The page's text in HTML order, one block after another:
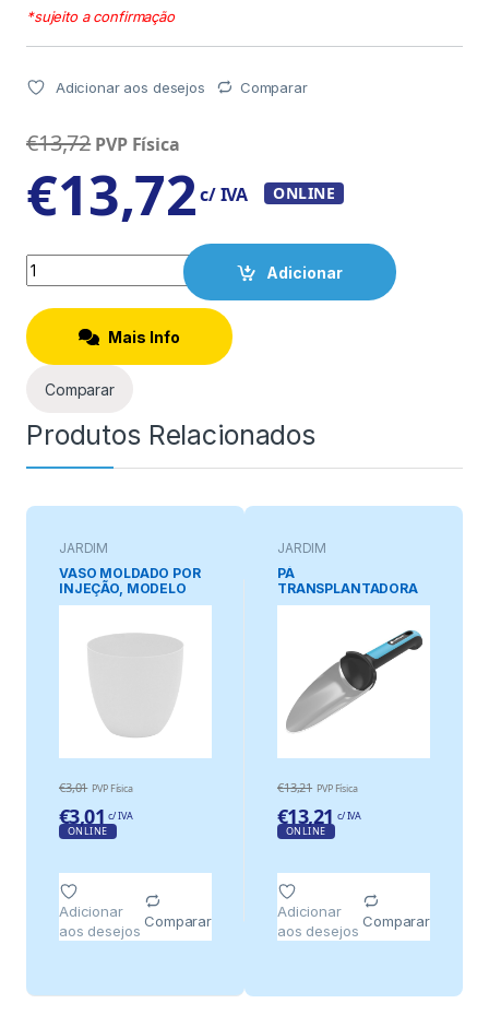
*sujeito a confirmação
Adicionar aos desejos Comparar
€13,72 PVP Física
€13,72c/ IVA ONLINE
Quantity
Adicionar
Mais Info
Comparar
Produtos Relacionados
JARDIM
VASO MOLDADO POR
INJEÇÃO, MODELO
TIGELA, COR BLANCO,
€3,01 PVP Física
€3,01 c/ IVA
ONLINE
Adicionar
aos desejos
Comparar
JARDIM
PÁ
TRANSPLANTADORA
GRANDE
€13,21 PVP Física
€13,21 c/ IVA
ONLINE
Adicionar
aos desejos
Comparar